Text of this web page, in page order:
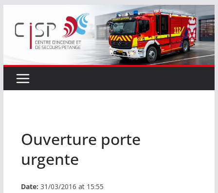
contenu
Ouverture porte
urgente
Date: 31/03/2016 at 15:55